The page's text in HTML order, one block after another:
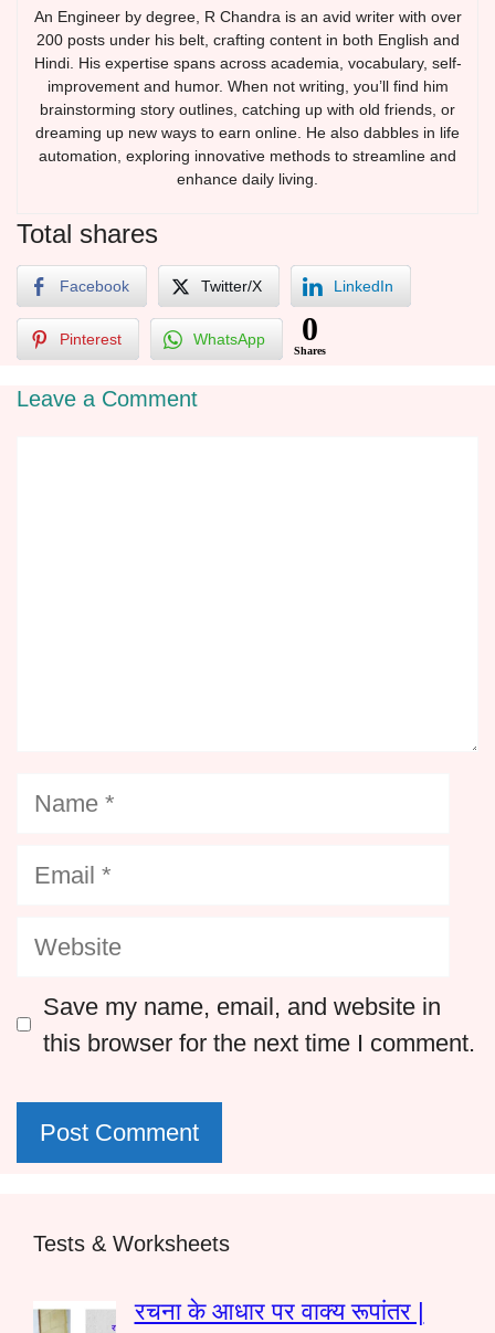
An Engineer by degree, R Chandra is an avid writer with over
200 posts under his belt, crafting content in both English and
Hindi. His expertise spans across academia, vocabulary, self-
improvement and humor. When not writing, you’ll find him
brainstorming story outlines, catching up with old friends, or
dreaming up new ways to earn online. He also dabbles in life
automation, exploring innovative methods to streamline and
enhance daily living.
Total shares
Facebook Twitter/X LinkedIn
Pinterest WhatsApp 0
Shares
Leave a Comment
Name
Email
Website
Save my name, email, and website in
this browser for the next time I comment.
Tests & Worksheets
रचना के आधार पर वाक्य रूपांतर |